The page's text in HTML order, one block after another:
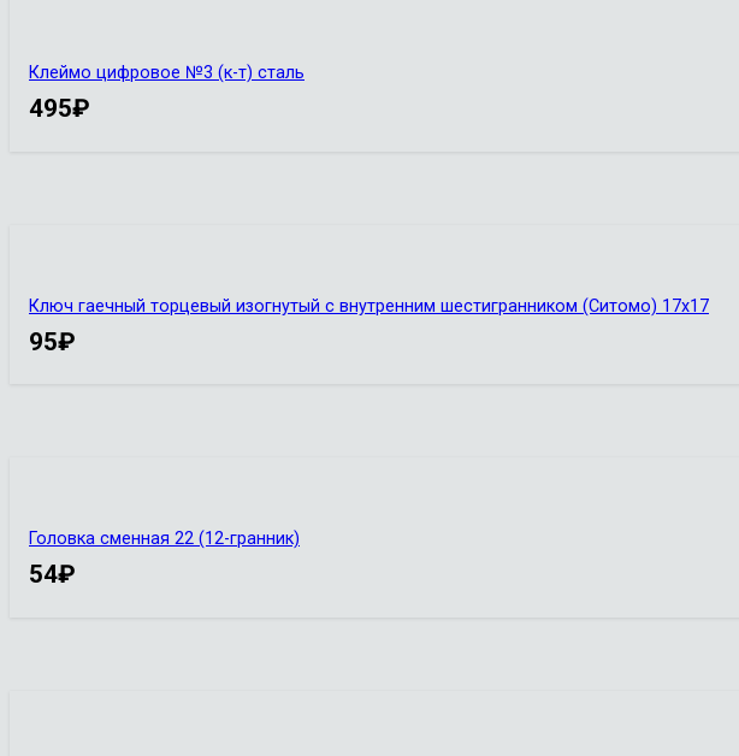
Клеймо цифровое №3 (к-т) сталь
495₽
Ключ гаечный торцевый изогнутый с внутренним шестигранником (Ситомо) 17х17
95₽
Головка сменная 22 (12-гранник)
54₽